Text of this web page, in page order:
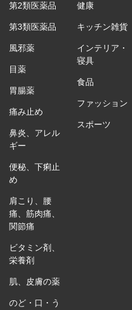
第2類医薬品
第3類医薬品
風邪薬
目薬
胃腸薬
痛み止め
鼻炎、アレル
ギー
便秘、下痢止
め
肩こり、腰
痛、筋肉痛、
関節痛
ビタミン剤、
栄養剤
肌、皮膚の薬
のど・口・う
健康
キッチン雑貨
インテリア・
寝具
食品
ファッション
スポーツ